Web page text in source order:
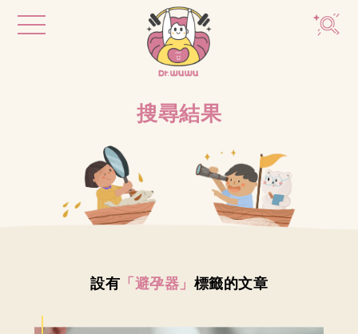
搜尋結果
設有 「避孕器」 標籤的文章